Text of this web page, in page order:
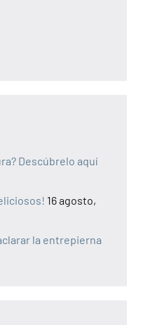
Descúbrelo aquí
16 agosto,
la entrepierna